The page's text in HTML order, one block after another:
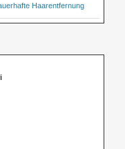
Haarentfernung